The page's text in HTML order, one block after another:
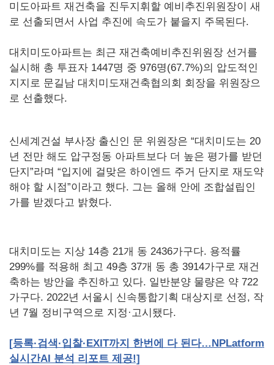
미도아파트 재건축을 진두지휘할 예비추진위원장이 새
로 선출되면서 사업 추진에 속도가 붙을지 주목된다.
대치미도아파트는 최근 재건축예비추진위원장 선거를
실시해 총 투표자 1447명 중 976명(67.7%)의 압도적인
지지로 문길남 대치미도재건축협의회 회장을 위원장으
로 선출했다.
신세계건설 부사장 출신인 문 위원장은 “대치미도는 20
년 전만 해도 압구정동 아파트보다 더 높은 평가를 받던
단지”라며 “입지에 걸맞은 하이엔드 주거 단지로 재도약
해야 할 시점”이라고 했다. 그는 올해 안에 조합설립인
가를 받겠다고 밝혔다.
대치미도는 지상 14층 21개 동 2436가구다. 용적률
299%를 적용해 최고 49층 37개 동 총 3914가구로 재건
축하는 방안을 추진하고 있다. 일반분양 물량은 약 722
가구다. 2022년 서울시 신속통합기획 대상지로 선정, 작
년 7월 정비구역으로 지정·고시됐다.
[등록·검색·입찰·EXIT까지 한번에 다 된다…NPLatform
실시간AI 분석 리포트 제 공!]